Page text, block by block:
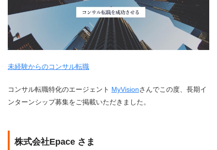
未経験からのコンサル転職
コンサル転職特化のエージェント MyVisionさんでこの度、長期イ
ンターンシップ募集をご掲載いただきました。
株式会社Epace さま